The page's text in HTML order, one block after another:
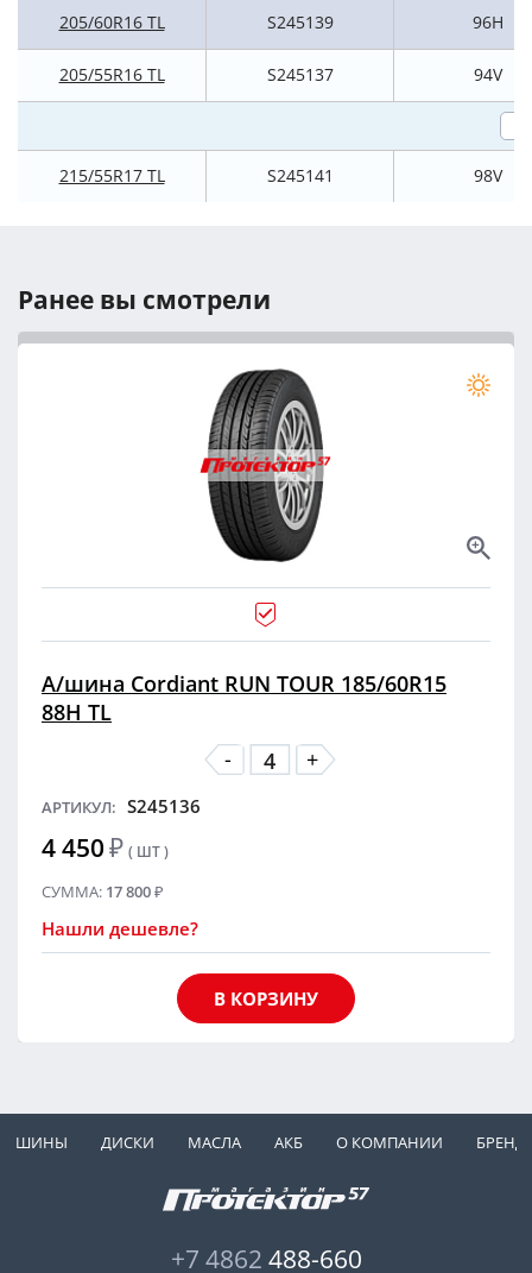
205/60R16 TL S245139 96H
205/55R16 TL S245137 94V
215/55R17 TL S245141 98V
Ранее вы смотрели
А/шина Cordiant RUN TOUR 185/60R15
88H TL
-
+
АРТИКУЛ: S245136
4 450₽ ( ШТ )
СУММА: 17 800₽
Нашли дешевле?
В КОРЗИНУ
ШИНЫ ДИСКИ МАСЛА АКБ О КОМПАНИИ
+7 4862 488-660